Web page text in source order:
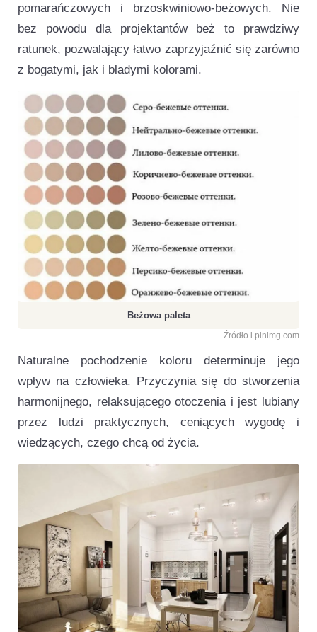
pomarańczowych i brzoskwiniowo-beżowych. Nie
bez powodu dla projektantów beż to prawdziwy
ratunek, pozwalający łatwo zaprzyjaźnić się zarówno
z bogatymi, jak i bladymi kolorami.
Beżowa paleta
Źródło i.pinimg.com
Naturalne pochodzenie koloru determinuje jego
wpływ na człowieka. Przyczynia się do stworzenia
harmonijnego, relaksującego otoczenia i jest lubiany
przez ludzi praktycznych, ceniących wygodę i
wiedzących, czego chcą od życia.